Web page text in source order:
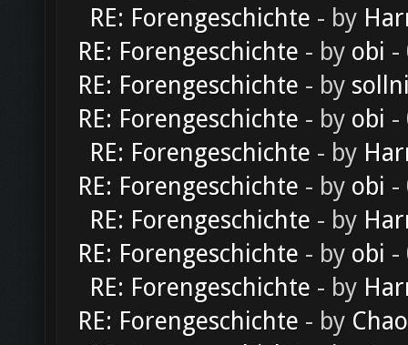
RE: Forengeschichte - by
RE: Forengeschichte - by obi -
RE: Forengeschichte - by
RE: Forengeschichte - by obi -
RE: Forengeschichte - by
RE: Forengeschichte - by obi -
RE: Forengeschichte - by
RE: Forengeschichte - by obi -
RE: Forengeschichte - by
RE: Forengeschichte - by